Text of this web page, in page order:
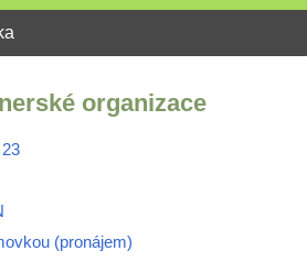
organizace
(pronájem)